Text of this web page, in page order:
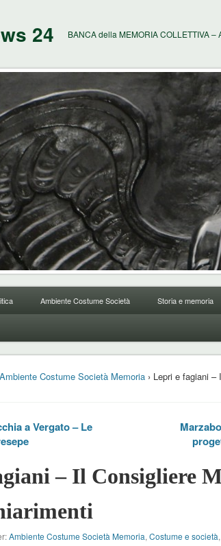
24 BANCA della MEMORIA COLLETTIVA
Ambiente Costume Società Storia e memoria
Ambiente Costume Società Memoria› Lepri e fagiani –
a Vergato – Le
– Il Consigliere
Ambiente Costume Società Memoria, Costume e società,